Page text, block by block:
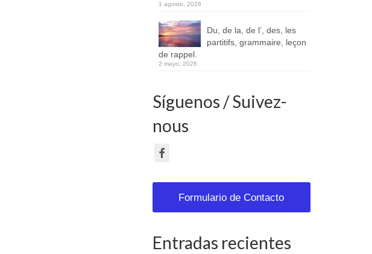
1 agosto, 2026
Du, de la, de l’, des, les
partitifs, grammaire, leçon
de rappel.
2 mayo, 2026
Síguenos / Suivez-
nous
Formulario de Contacto
Entradas recientes